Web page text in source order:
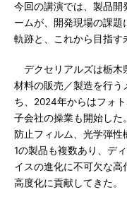
今回の講演では、製品
ームが、開発現場の課
軌跡と、これから目指す
デクセリアルズは栃木
材料の販売／製造を行
ち、2024年からはフォ
子会社の操業も開始し
防止フィルム、光学弾
1の製品も複数あり、デ
イスの進化に不可欠な
高度化に貢献してきた。